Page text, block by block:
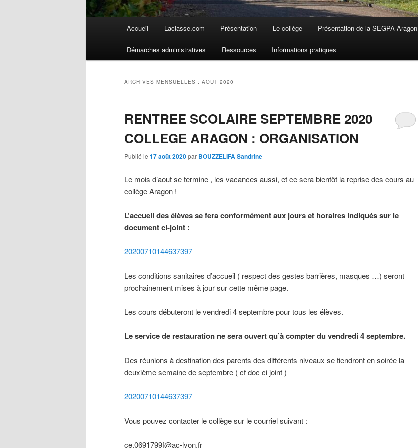
Accueil Laclasse.com Présentation Le collège Présentation de la SEGPA Aragon
Démarches administratives Ressources Informations pratiques
ARCHIVES MENSUELLES : AOÛT 2020
RENTREE SCOLAIRE SEPTEMBRE 2020
COLLEGE ARAGON : ORGANISATION
Publié le 17 août 2020par BOUZZELIFA Sandrine
Le mois d’aout se termine , les vacances aussi, et ce sera bientôt la reprise des cours au
collège Aragon !
L’accueil des élèves se fera conformément aux jours et horaires indiqués sur le
document ci-joint :
20200710144637397
Les conditions sanitaires d’accueil ( respect des gestes barrières, masques …) seront
prochainement mises à jour sur cette même page.
Les cours débuteront le vendredi 4 septembre pour tous les élèves.
Le service de restauration ne sera ouvert qu’à compter du vendredi 4 septembre.
Des réunions à destination des parents des différents niveaux se tiendront en soirée la
deuxième semaine de septembre ( cf doc ci joint )
20200710144637397
Vous pouvez contacter le collège sur le courriel suivant :
ce.0691799f@ac-lyon.fr